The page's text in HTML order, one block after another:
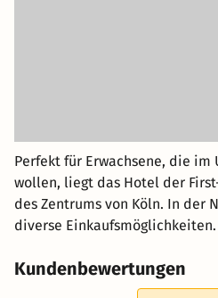
Perfekt für Erwachsene, die
wollen, liegt das Hotel der
des Zentrums von Köln. In der
diverse Einkaufsmöglichkeiten.
Kundenbewertungen